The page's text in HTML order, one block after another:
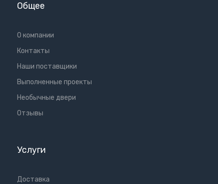
Общее
О компании
Контакты
Наши поставщики
Выполненные проекты
Необычные двери
Отзывы
Услуги
Доставка